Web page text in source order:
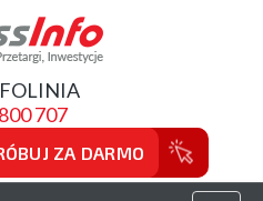
707
ZA DARMO